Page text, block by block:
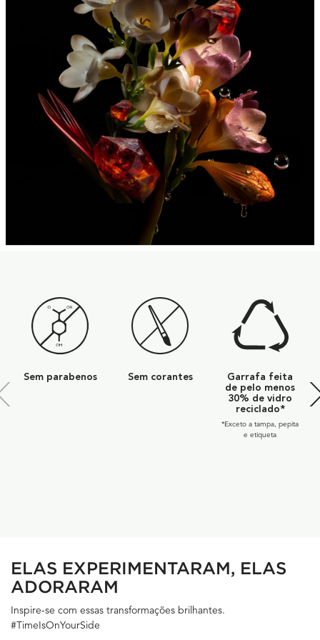
Sem parabenos Sem corantes
Garrafa feita
de pelo menos
30% de vidro
reciclado*
*Exceto a tampa, pepita
e etiqueta
ELAS EXPERIMENTARAM, ELAS
ADORARAM
Inspire-se com essas transformações brilhantes.
#TimeIsOnYourSide